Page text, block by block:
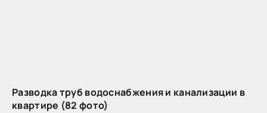
Разводка труб водоснабжения и канализации в
квартире (82 фото)